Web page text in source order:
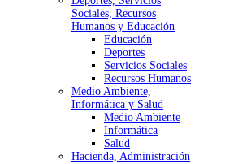
Sociales, Recursos
Humanos y Educación
Educación
Deportes
Servicios Sociales
Recursos Humanos
Medio Ambiente,
Informática y Salud
Medio Ambiente
Informática
Salud
Hacienda, Administración